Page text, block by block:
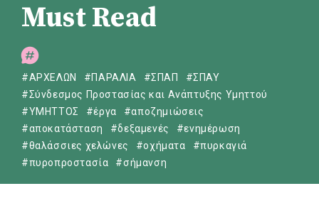
Must Read
#ΑΡΧΕΛΩΝ #ΠΑΡΑΛΙΑ #ΣΠΑΠ
#ΣΠΑΥ
#Σύνδεσμος Προστασίας και Ανάπτυξης Υμηττού
#ΥΜΗΤΤΟΣ
#έργα
#αποζημιώσεις
#αποκατάσταση
#δεξαμενές
#ενημέρωση
#θαλάσσιες χελώνες
#οχήματα
#πυρκαγιά
#πυροπροστασία
#σήμανση